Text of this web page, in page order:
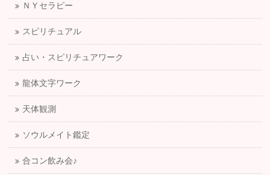
ＮＹセラピー
スピリチュアル
占い・スピリチュアワーク
龍体文字ワーク
天体観測
ソウルメイト鑑定
合コン飲み会♪